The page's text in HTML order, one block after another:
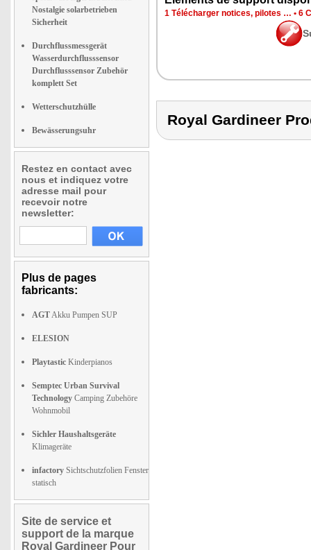
Nostalgie solarbetrieben
Sicherheit
Durchflussmessgerät
Wasserdurchflusssensor
Durchflusssensor Zubehör
komplett Set
Wetterschutzhülle
Bewässerungsuhr
Restez en contact avec
nous et indiquez votre
adresse mail pour
recevoir notre
newsletter:
Plus de pages
fabricants:
AGTAkku Pumpen SUP
ELESION
Playtastic Kinderpianos
Semptec Urban Survival
Technology Camping Zubehöre
Wohnmobil
Sichler Haushaltsgeräte
Klimageräte
infactory Sichtschutzfolien Fenster
statisch
Site de service et
support de la marque
Royal Gardineer Pour
1 Télécharger notices, pilotes … • 6
Royal Gardineer